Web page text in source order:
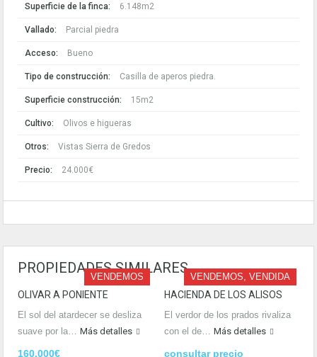
Superficie de la finca: 6.148m2
Vallado: Parcial piedra
Acceso: Bueno
Tipo de construcción: Casilla de aperos piedra.
Superficie construcción: 15m2
Cultivo: Olivos e higueras
Otros: Vistas Sierra de Gredos
Precio: 24.000€
PROPIEDADES SIMILARES
VENDEMOS
OLIVAR A PONIENTE
El sol del atardecer se desliza
suave por la… Más detalles
160.000€
VENDEMOS, VENDIDA
HACIENDA DE LOS ALISOS
El verdor de los prados rivaliza
con el de… Más detalles
consultar precio